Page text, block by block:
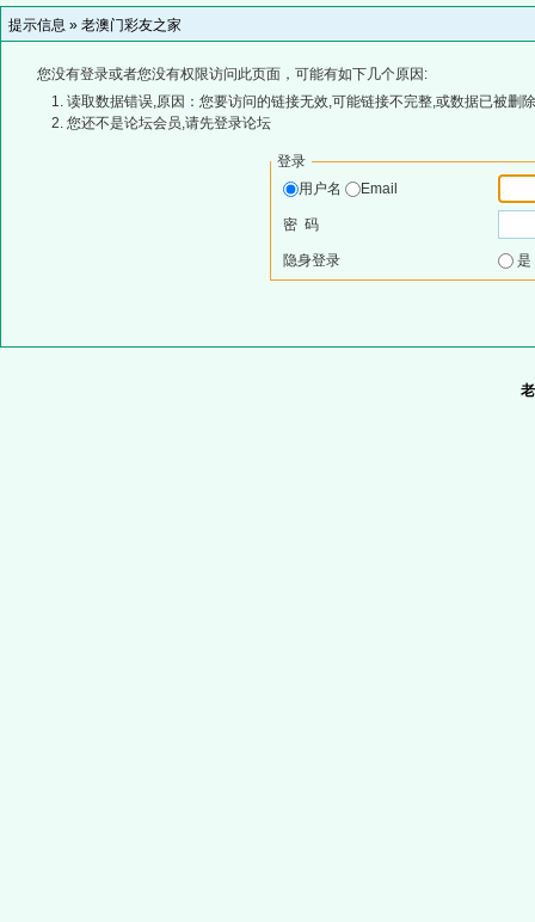
提示信息 » 老澳门彩友之家
您没有登录或者您没有权限访问此页面，可能有如下几个原因:
读取数据错误,原因：您要访问的链接无效,可能链接不完整,或数据已被删
您还不是论坛会员,请先登录论坛
登录
用户名
Email
密 码
隐身登录